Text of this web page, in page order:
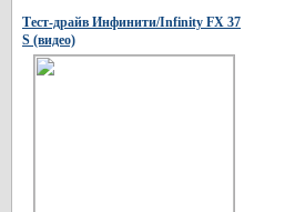
Тест-драйв Инфинити/Infinity FX 37
S (видео)